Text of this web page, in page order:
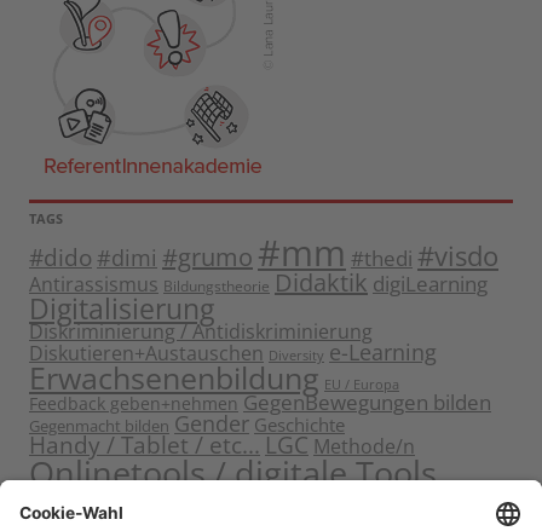
TAGS
#dido #dimi #grumo #mm #thedi #visdo
Antirassismus Bildungstheorie Didaktik digiLearning
Digitalisierung
Diskriminierung / Antidiskriminierung
Diskutieren+Austauschen Diversity e-Learning
Erwachsenenbildung EU / Europa
Feedback geben+nehmen GegenBewegungen bilden
Gegenmacht bilden Gender Geschichte
Handy / Tablet / etc...LGC Methode/n
Onlinetools / digitale Tools
Politische Bildung